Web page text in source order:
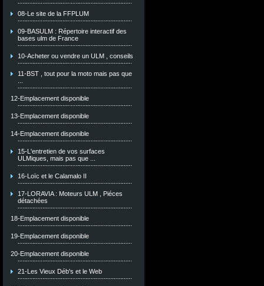
08-Le site de la FFPLUM
09-BASULM : Répertoire interactif des
bases ulm de France
10-Acheter ou vendre un ULM , conseils
11-BST , tout pour la moto mais pas que
12-Emplacement disponible
13-Emplacement disponible
14-Emplacement disponible
15-L'entretien de vos surfaces
ULMiques, mais pas que ...
16-Loïc et le Calamalo II
17-LORAVIA : Moteurs ULM , Piéces
détachées
18-Emplacement disponible
19-Emplacement disponible
20-Emplacement disponible
21-Les Vieux Déb's et le Web